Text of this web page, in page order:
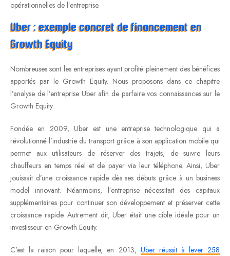
opérationnelles de l’entreprise.
Uber : exemple concret de financement en
Growth Equity
Nombreuses sont les entreprises ayant profité pleinement des bénéfices
apportés par le Growth Equity. Nous proposons dans ce chapitre
l’analyse de l’entreprise Uber afin de parfaire vos connaissances sur le
Growth Equity.
Fondée en 2009, Uber est une entreprise technologique qui a
révolutionné l’industrie du transport grâce à son application mobile qui
permet aux utilisateurs de réserver des trajets, de suivre leurs
chauffeurs en temps réel et de payer via leur téléphone. Ainsi, Uber
jouissait d’une croissance rapide dès ses débuts grâce à un business
model innovant. Néanmoins, l’entreprise nécessitait des capitaux
supplémentaires pour continuer son développement et préserver cette
croissance rapide. Autrement dit, Uber était une cible idéale pour un
investisseur en Growth Equity.
C’est la raison pour laquelle, en 2013, Uber réussit à lever 258